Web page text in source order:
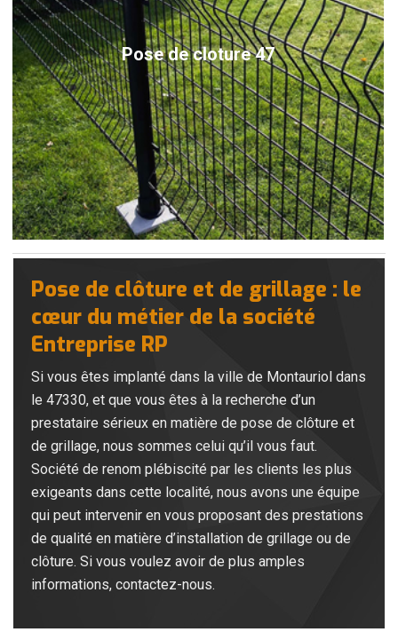
Pose de cloture 47
Pose de clôture et de grillage : le
cœur du métier de la société
Entreprise RP
Si vous êtes implanté dans la ville de Montauriol dans
le 47330, et que vous êtes à la recherche d’un
prestataire sérieux en matière de pose de clôture et
de grillage, nous sommes celui qu’il vous faut.
Société de renom plébiscité par les clients les plus
exigeants dans cette localité, nous avons une équipe
qui peut intervenir en vous proposant des prestations
de qualité en matière d’installation de grillage ou de
clôture. Si vous voulez avoir de plus amples
informations, contactez-nous.